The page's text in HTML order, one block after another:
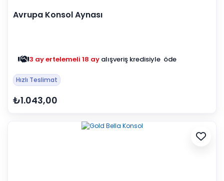
Avrupa Konsol Aynası
3 ay ertelemeli 18 ay alışveriş kredisiyle öde
Hızlı Teslimat
₺1.043,00